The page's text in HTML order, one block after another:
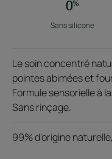
Sans silicone
Le soin concentré
pointes abimées et
Formule sensorielle à
Sans rinçage.
99% d'origine